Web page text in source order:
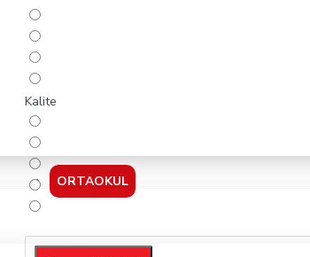
ORTAOKUL
Kalite